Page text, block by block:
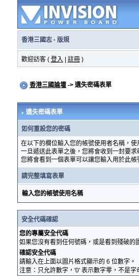
香港三國志· 版規
歡迎訪客 ( 登入 註冊)
香港三國論壇-> 遺失密碼表單
遺失密碼表單
如何重設您的密碼
在以下的欄位輸入您的帳號使用者名稱，使
一旦遞送此表單之後，您將會收到一封要
您將會看到一個表單可以讓您輸入用於此帳
請完整填寫表單
輸入您的帳號使用名稱
安全代碼確認
您的專屬安全代碼
如果您沒有看到任何號碼，或是看到殘破的
確認安全代碼
請輸入在上面以圖片格式顯示的 6 位數字。
注意：只允許數字，'0' 表示數字零，不是字